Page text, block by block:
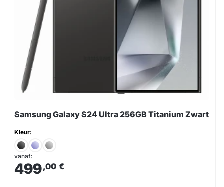
Samsung Galaxy S24 Ultra 256GB Titanium Zwart
Kleur:
vanaf:
499,00 €